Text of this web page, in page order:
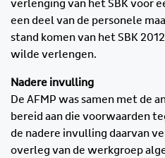
verlenging van het SBK voor
een deel van de personele
stand komen van het SBK
wilde verlengen.
Nadere invulling
De AFMP was samen met de
bereid aan die voorwaarden
de nadere invulling daarvan
overleg van de werkgroep